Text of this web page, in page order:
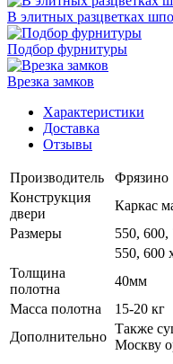
В элитных разцветках
Подбор фурнитуры
Врезка замков
Характеристики
Доставка
Отзывы
Производитель
Фрязино
Конструкция
двери
Каркас
Размеры
550,
550, 600
Толщина
полотна
40мм
Масса полотна
15-20 кг
Дополнительно
Также
Москву